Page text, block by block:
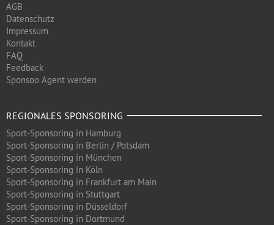
AGB
Datenschutz
Impressum
Kontakt
FAQ
Feedback
Sponsoo Agent werden
REGIONALES SPONSORING
Sport-Sponsoring in Hamburg
Sport-Sponsoring in Berlin / Potsdam
Sport-Sponsoring in München
Sport-Sponsoring in Köln
Sport-Sponsoring in Frankfurt am Main
Sport-Sponsoring in Stuttgart
Sport-Sponsoring in Düsseldorf
Sport-Sponsoring in Dortmund